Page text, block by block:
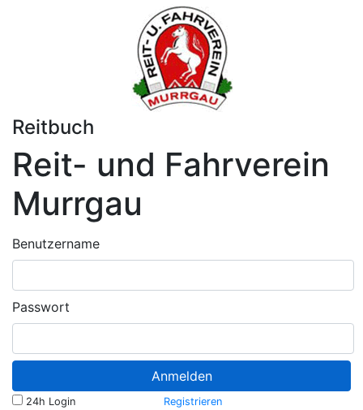
Reitbuch
Reit- und Fahrverein
Murrgau
Benutzername
Passwort
Anmelden
24h Login
Registrieren